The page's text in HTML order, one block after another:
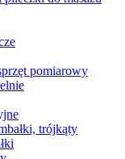
pomiarowy
trójkąty